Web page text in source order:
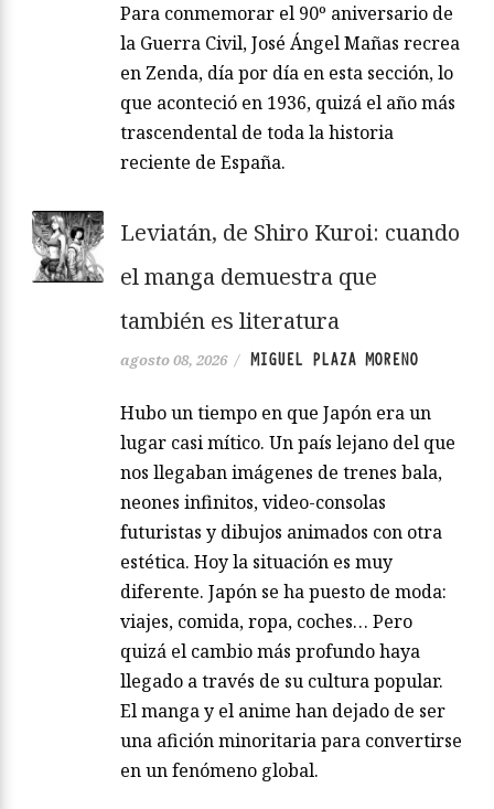
Para conmemorar el 90º aniversario de
la Guerra Civil, José Ángel Mañas recrea
en Zenda, día por día en esta sección, lo
que aconteció en 1936, quizá el año más
trascendental de toda la historia
reciente de España.
Leviatán, de Shiro Kuroi: cuando
el manga demuestra que
también es literatura
agosto 08, 2026 / MIGUEL PLAZA MORENO
Hubo un tiempo en que Japón era un
lugar casi mítico. Un país lejano del que
nos llegaban imágenes de trenes bala,
neones infinitos, video-consolas
futuristas y dibujos animados con otra
estética. Hoy la situación es muy
diferente. Japón se ha puesto de moda:
viajes, comida, ropa, coches… Pero
quizá el cambio más profundo haya
llegado a través de su cultura popular.
El manga y el anime han dejado de ser
una afición minoritaria para convertirse
en un fenómeno global.